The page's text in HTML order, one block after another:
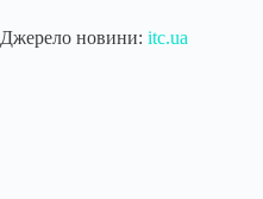
Джерело новини: itc.ua